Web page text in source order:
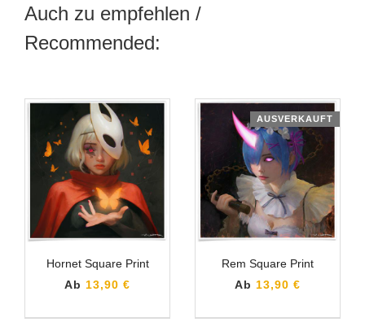
Auch zu empfehlen /
Recommended:
Hornet Square Print
Ab 13,90 €
AUSVERKAUFT
Rem Square Print
Ab 13,90 €